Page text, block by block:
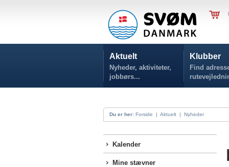
Aktuelt
Nyheder, aktiviteter,
jobbørs...
Klubber
Find
Du er her: Forside | Aktuelt | Nyheder
Kalender
Mine stævner